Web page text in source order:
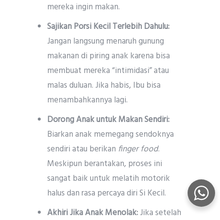
mereka ingin makan.
Sajikan Porsi Kecil Terlebih Dahulu:
Jangan langsung menaruh gunung
makanan di piring anak karena bisa
membuat mereka “intimidasi” atau
malas duluan. Jika habis, Ibu bisa
menambahkannya lagi.
Dorong Anak untuk Makan Sendiri:
Biarkan anak memegang sendoknya
sendiri atau berikan finger food.
Meskipun berantakan, proses ini
sangat baik untuk melatih motorik
halus dan rasa percaya diri Si Kecil.
Akhiri Jika Anak Menolak:Jika setelah